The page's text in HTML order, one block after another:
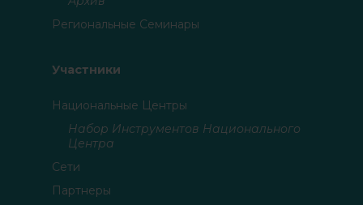
Региональные Семинары
Участники
Национальные Центры
Набор Инструментов Национального
Центра
Сети
Партнеры